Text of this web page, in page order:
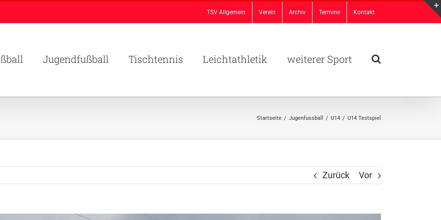
TSV Allgemein Verein Archiv Termine Kontakt
Jugendfußball Tischtennis Leichtathletik weiterer Sport
Startseite / Jugenfussball / U14 / U14 Testspiel
Zurück Vor